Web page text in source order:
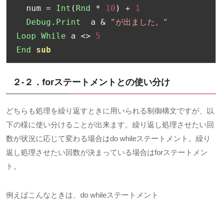
  num
= Int ( Rnd * 10 ) +
1
Debug . Print
  a
&
"が出ました。"
Loop While a <>
5
End
sub
２-２．forステートメントとの使い分け
どちらも処理を繰り返すときに用いられる制御構文ですが、以
下の様に使い分けることが出来ます。繰り返し処理させたい回
数が状況に応じて変わる場合はdo whileステートメント。繰り
返し処理させたい回数が決まっている場合はforステートメン
ト。
例えばこんなときは、 do whileステートメント